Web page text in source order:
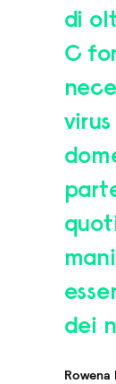
di
C
dei
Rowena